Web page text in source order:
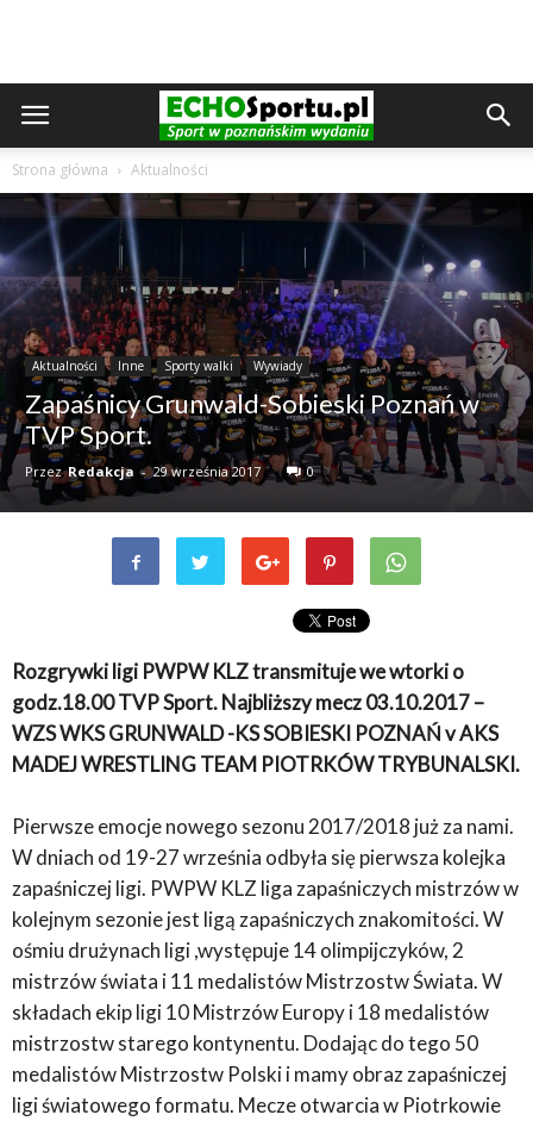
Strona główna Aktualności
Aktualności Inne Sporty walki Wywiady
Zapaśnicy Grunwald-Sobieski Poznań w
TVP Sport.
Przez Redakcja - 29 września 2017 0
Rozgrywki ligi PWPW KLZ transmituje we wtorki o
godz.18.00 TVP Sport. Najbliższy mecz 03.10.2017 –
WZS WKS GRUNWALD -KS SOBIESKI POZNAŃ v AKS
MADEJ WRESTLING TEAM PIOTRKÓW TRYBUNALSKI.
Pierwsze emocje nowego sezonu 2017/2018 już za nami.
W dniach od 19-27 września odbyła się pierwsza kolejka
zapaśniczej ligi. PWPW KLZ liga zapaśniczych mistrzów w
kolejnym sezonie jest ligą zapaśniczych znakomitości. W
ośmiu drużynach ligi ,występuje 14 olimpijczyków, 2
mistrzów świata i 11 medalistów Mistrzostw Świata. W
składach ekip ligi 10 Mistrzów Europy i 18 medalistów
mistrzostw starego kontynentu. Dodając do tego 50
medalistów Mistrzostw Polski i mamy obraz zapaśniczej
ligi światowego formatu. Mecze otwarcia w Piotrkowie